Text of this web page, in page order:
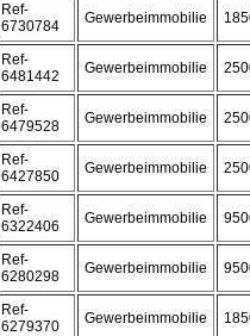
Ref-
6730784
Gewerbeimmobilie
Ref-
6481442
Gewerbeimmobilie
Ref-
6479528
Gewerbeimmobilie
Ref-
6427850
Gewerbeimmobilie
Ref-
6322406
Gewerbeimmobilie
Ref-
6280298
Gewerbeimmobilie
Ref-
6279370
Gewerbeimmobilie